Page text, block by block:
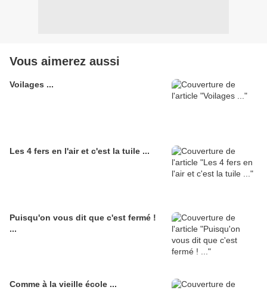
Vous aimerez aussi
Voilages ...
Les 4 fers en l'air et c'est la tuile ...
Puisqu'on vous dit que c'est fermé !
...
Comme à la vieille école ...